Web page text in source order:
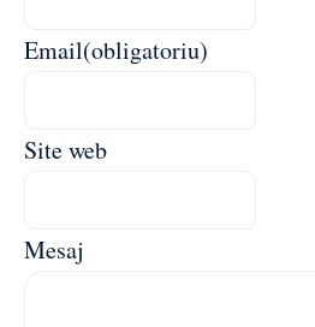
Email(obligatoriu)
Site web
Mesaj